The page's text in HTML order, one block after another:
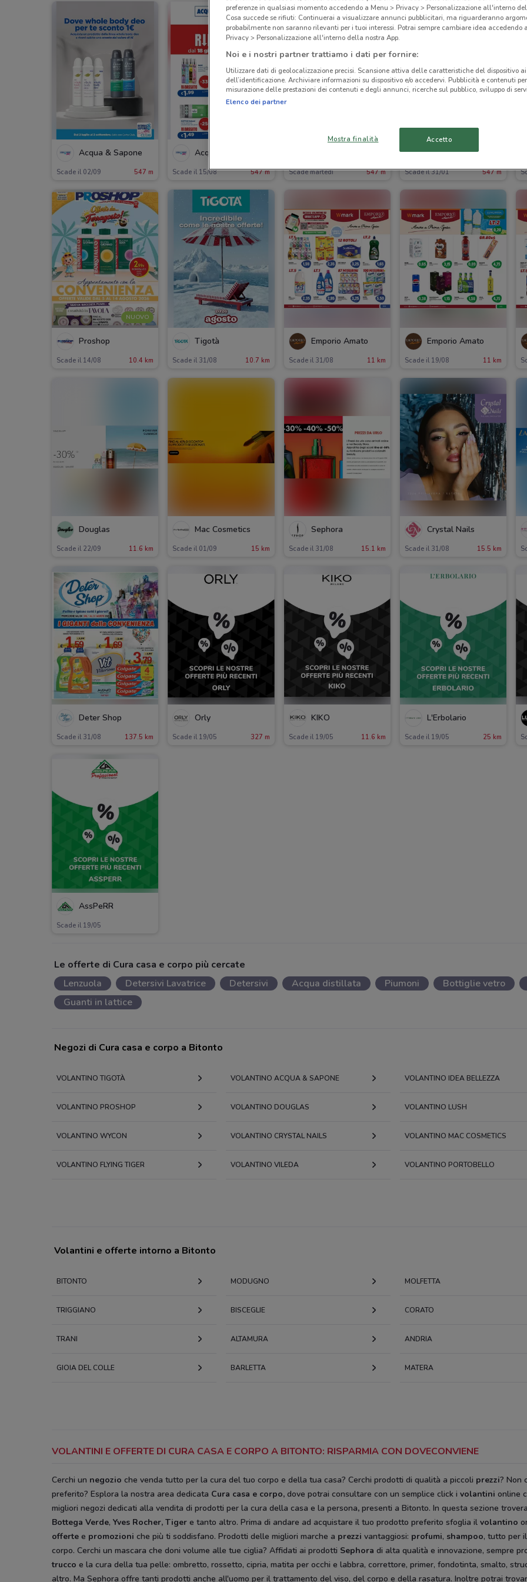
Acqua & Sapone
Scade il 02/09 547 m
Acqua & Sapone
Scade il 15/08 547 m Scade martedì 547 m
Acqua & Sapone
Scade il 31/01 547 m
NUOVO
Proshop
Scade il 14/08 10.4 km
Tigotà
Scade il 31/08 10.7 km
Emporio Amato
Scade il 31/08 11 km
Emporio Amato
Scade il 19/08 11 km
Douglas
Scade il 22/09 11.6 km
Mac Cosmetics
Scade il 01/09 15 km
Sephora
Scade il 31/08 15.1 km
Crystal Nails
Scade il 31/08 15.5 km
Deter Shop
Scade il 31/08 137.5 km
Orly
Scade il 19/05 327 m
KIKO
Scade il 19/05 11.6 km
L'Erbolario
Scade il 19/05 25 km
AssPeRR
Scade il 19/05
Le offerte di Cura casa e corpo più cercate
Lenzuola
Detersivi Lavatrice Detersivi Acqua distillata Piumoni Bottiglie vetro
Guanti in lattice
Negozi di Cura casa e corpo a Bitonto
VOLANTINO TIGOTÀ VOLANTINO ACQUA & SAPONE VOLANTINO IDEA BELLEZZA
VOLANTINO PROSHOP VOLANTINO DOUGLAS VOLANTINO LUSH
VOLANTINO WYCON VOLANTINO CRYSTAL NAILS VOLANTINO MAC COSMETICS
VOLANTINO FLYING TIGER VOLANTINO VILEDA VOLANTINO PORTOBELLO
Volantini e offerte intorno a Bitonto
BITONTO MODUGNO MOLFETTA
TRIGGIANO BISCEGLIE CORATO
TRANI ALTAMURA ANDRIA
GIOIA DEL COLLE BARLETTA MATERA
VOLANTINI E OFFERTE DI CURA CASA E CORPO A BITONTO: RISPARMIA CON DOVECONVIENE
Cerchi un negozio che venda tutto per la cura del tuo corpo e della tua casa? Cerchi prodotti di qualità a piccoli prezzi? Non
preferito? Esplora la nostra area dedicata Cura casa e corpo, dove potrai consultare con un semplice click i volantini online
migliori negozi dedicati alla vendita di prodotti per la cura della casa e la persona, presenti a Bitonto. In questa sezione
Bottega Verde, Yves Rocher, Tiger e tanto altro. Prima di andare ad acquistare il tuo prodotto preferito sfoglia il volantino
offerte e promozioni che più ti soddisfano. Prodotti delle migliori marche a prezzi vantaggiosi: profumi, shampoo, tutto per
corpo. Cerchi un mascara che doni volume alle tue ciglia? Affidati ai prodotti Sephora di alta qualità e innovazione, sempre
trucco e la cura della tua pelle: ombretto, rossetto, cipria, matita per occhi e labbra, correttore, primer, fondotinta, smalto,
altro. Ma Sephora offre tanti prodotti anche all'uomo per il trattamento del viso, del corpo e della rasatura. Inoltre potrai
preferenze in qualsiasi momento accedendo a Menu > Privacy > Personalizzazione all'interno
Cosa succede se rifiuti: Continuerai a visualizzare annunci pubblicitari, ma riguarderanno
probabilmente non saranno rilevanti per i tuoi interessi. Potrai sempre cambiare idea accedendo
Privacy > Personalizzazione all'interno della nostra App.
Noi e i nostri partner trattiamo i dati per fornire:
Utilizzare dati di geolocalizzazione precisi. Scansione attiva delle caratteristiche del dispositivo
dell’identificazione. Archiviare informazioni su dispositivo e/o accedervi. Pubblicità e contenuti
misurazione delle prestazioni dei contenuti e degli annunci, ricerche sul pubblico, sviluppo di
Elenco dei partner
Mostra finalità Accetto